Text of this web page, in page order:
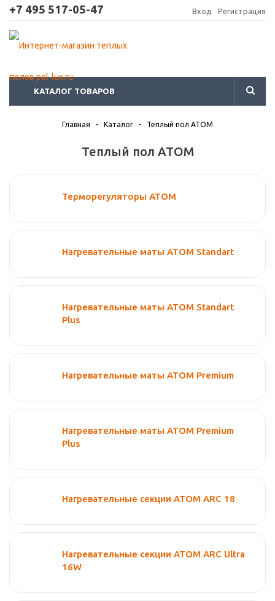
+7 495 517-05-47 Вход Регистрация
КАТАЛОГ ТОВАРОВ
Главная - Каталог - Теплый пол ATOM
Теплый пол ATOM
Терморегуляторы АТОМ
Нагревательные маты АТОМ Standart
Нагревательные маты АТОМ Standart
Plus
Нагревательные маты АТОМ Premium
Нагревательные маты АТОМ Premium
Plus
Нагревательные секции АТОМ ARC 18
Нагревательные секции ATOM ARC Ultra
16W